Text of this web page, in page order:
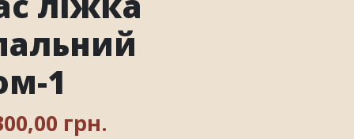
1
грн.